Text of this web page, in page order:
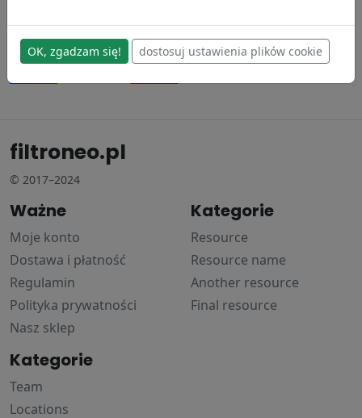
P627028
Donaldson
P551433
Donaldson
filtroneo.pl
© 2017–2024
Ważne
Moje konto
Dostawa i płatność
Regulamin
Polityka prywatności
Nasz sklep
Kategorie
Resource
Resource name
Another resource
Final resource
Kategorie
Team
Locations
OK, zgadzam się! dostosuj ustawienia plików cookie